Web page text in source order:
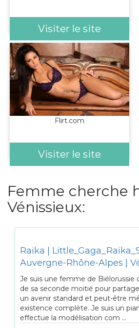
Visiter le site
Flirt.com
Visiter le site
Femme cherche
Vénissieux:
Raika |
Auvergne-Rhône-Alpes |
Je suis une femme de Biélorussie
de sa seconde moitié pour
un avenir standard et peut-être
existence complète. Je suis un
effectue la modélisation com ...